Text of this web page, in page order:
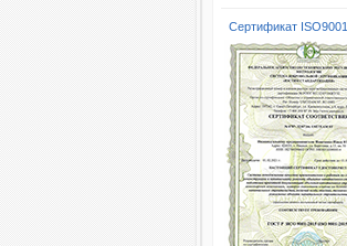
Сертификат ISO9001